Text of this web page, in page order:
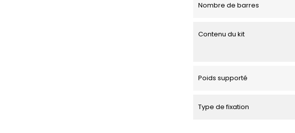
Nombre de barres
Contenu du kit
Poids supporté
Type de fixation